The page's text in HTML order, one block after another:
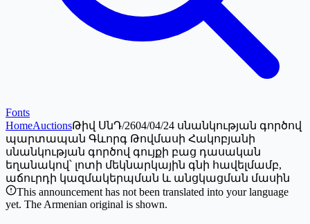
Fonts
HomeAuctionsԹիվ ՍնԴ/2604/04/24 սնանկության գործով
պարտապան Գևորգ Թովմասի Հակոբյանի
սնանկության գործով գույքի բաց դասական
եղանակով՝ լոտի մեկնարկային գնի հավելմամբ,
աճուրդի կազմակերպման և անցկացման մասին
This announcement has not been translated into your language
yet. The Armenian original is shown.